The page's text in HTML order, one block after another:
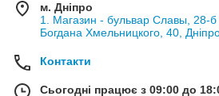
м. Дніпро
1. Магазин - бульвар Славы, 28-
Богдана Хмельницкого, 40,
Контакти
Сьогодні працює з 09:00 до